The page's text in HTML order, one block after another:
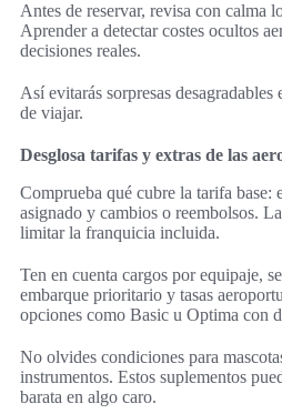
Antes de reservar, revisa con calma
Aprender a detectar costes ocultos
decisiones reales.
Así evitarás sorpresas
de viajar.
Desglosa tarifas y extras de las
Comprueba qué cubre la tarifa base:
asignado y cambios o reembolsos.
limitar la franquicia incluida.
Ten en cuenta cargos por equipaje,
embarque prioritario y tasas
opciones como Basic u Optima con
No olvides condiciones para
instrumentos. Estos suplementos
barata en algo caro.